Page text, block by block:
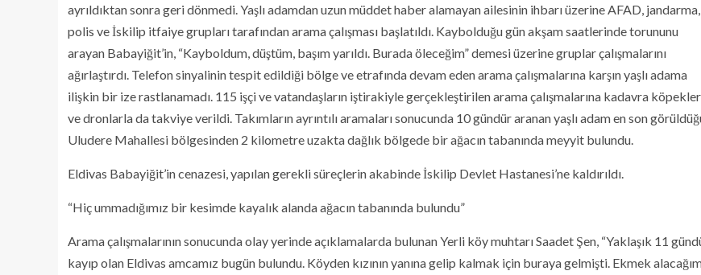
ayrıldıktan sonra geri dönmedi. Yaşlı adamdan uzun müddet haber alamayan ailesinin ihbarı üzerine AFAD, jandarma,
polis ve İskilip itfaiye grupları tarafından arama çalışması başlatıldı. Kaybolduğu gün akşam saatlerinde torununu
arayan Babayiğit’in, “Kayboldum, düştüm, başım yarıldı. Burada öleceğim” demesi üzerine gruplar çalışmalarını
ağırlaştırdı. Telefon sinyalinin tespit edildiği bölge ve etrafında devam eden arama çalışmalarına karşın yaşlı adama
ilişkin bir ize rastlanamadı. 115 işçi ve vatandaşların iştirakiyle gerçekleştirilen arama çalışmalarına kadavra
ve dronlarla da takviye verildi. Takımların ayrıntılı aramaları sonucunda 10 gündür aranan yaşlı adam en son
Uludere Mahallesi bölgesinden 2 kilometre uzakta dağlık bölgede bir ağacın tabanında meyyit bulundu.
Eldivas Babayiğit’in cenazesi, yapılan gerekli süreçlerin akabinde İskilip Devlet Hastanesi’ne kaldırıldı.
“Hiç ummadığımız bir kesimde kayalık alanda ağacın tabanında bulundu”
Arama çalışmalarının sonucunda olay yerinde açıklamalarda bulunan Yerli köy muhtarı Saadet Şen, “Yaklaşık 11
kayıp olan Eldivas amcamız bugün bulundu. Köyden kızının yanına gelip kalmak için buraya gelmişti. Ekmek